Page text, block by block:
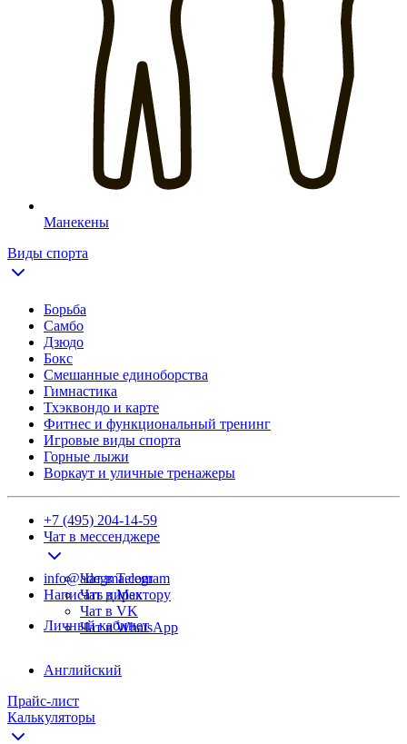
Манекены
Виды спорта
Борьба
Самбо
Дзюдо
Бокс
Смешанные единоборства
Гимнастика
Тхэквондо и карте
Фитнес и функциональный тренинг
Игровые виды спорта
Горные лыжи
Воркаут и уличные тренажеры
+7 (495) 204-14-59
Чат в мессенджере
Чат в Telegram
Чат в Max
Чат в VK
Чат в WhatsApp
info@adegma.com
Написать директору
Личный кабинет
Английский
Прайс-лист
Калькуляторы